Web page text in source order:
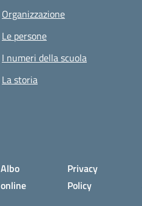
Organizzazione
Le persone
I numeri della scuola
La storia
Albo
online
Privacy
Policy